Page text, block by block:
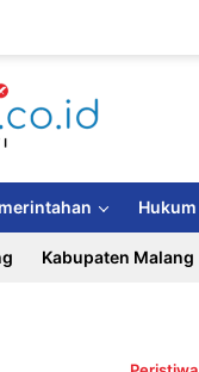
Hukum
Kabupaten Malang